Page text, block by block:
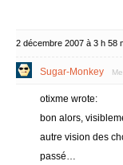
2 décembre 2007 à 3 h 58
Sugar-Monkey
otixme wrote:
bon alors,
autre vision des
passé…